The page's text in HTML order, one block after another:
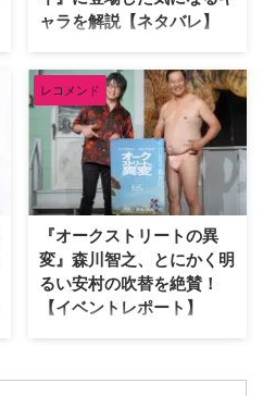
ゲーム』 世界的ヒットを記録し
ャラを解説【ネタバレ】
『スパイダーマン：ブランド・ニ
ュー・デイ』が大ヒット上映中。
ピーターやMJ、ネッドなどシリ
ーズおなじみの顔ぶれはもちろ
ん、他作品のヒーローや原作コミ
ックスのキャラクターも多数登場
している。そこで、映画をすでに
鑑賞した人向けに、気になるキャ
ラクターについて解説しよう。 ※
本記事には『スパイダーマン：ブ
ランド・ニュー・デイ』のネタバ
レが含まれます。 アベンジャー
ズでおなじみバナー博士が登場！
み、天才物理化学者のブルース・
レコメンド
『オークストリートの異
変』森川智之、とにかく明
るい安村の吹替を絶賛！
【イベントレポート】
J.J.エイブラムス製作の最新作映
8月14日（金）より日米同時公開